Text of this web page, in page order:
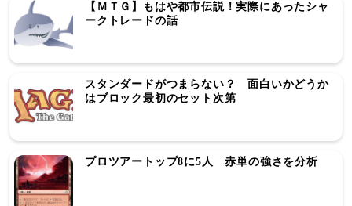
【ＭＴＧ】もはや都市伝説！実際にあったシャ
ークトレードの話
スタンダードがつまらない？ 面白いかどうか
はブロック最初のセット次第
プロツアートップ8に5人 赤単の強さを分析